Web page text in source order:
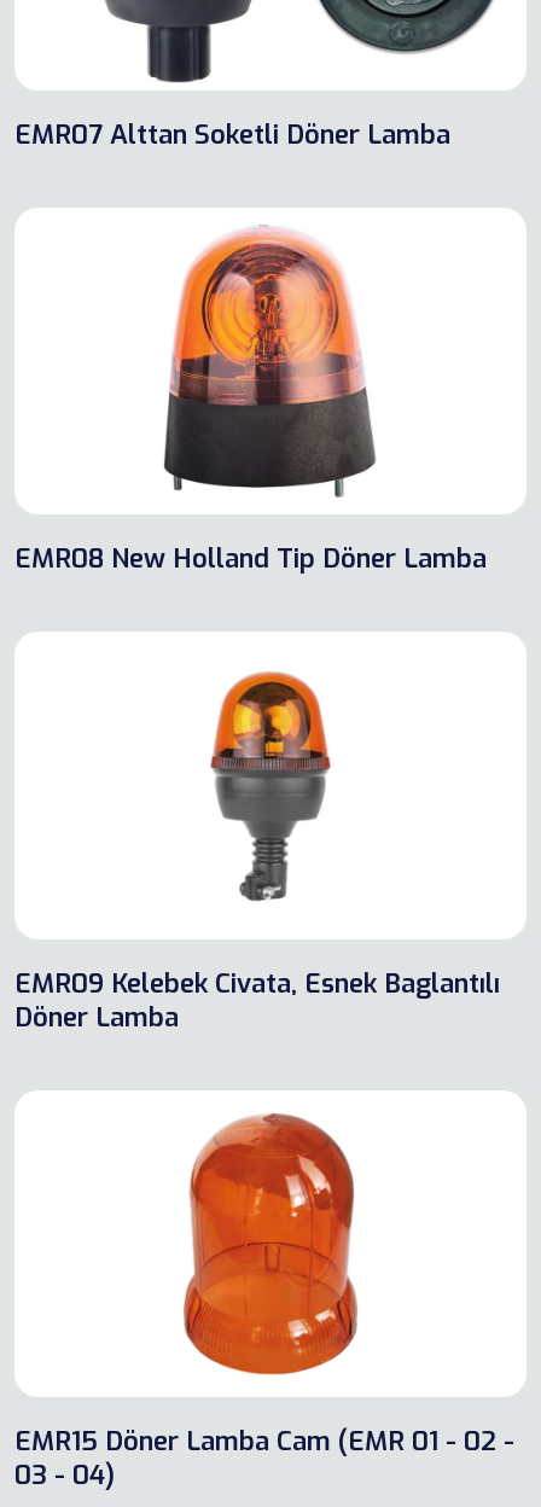
EMR07 Alttan Soketli Döner Lamba
EMR08 New Holland Tip Döner Lamba
EMR09 Kelebek Civata, Esnek Baglantılı
Döner Lamba
EMR15 Döner Lamba Cam (EMR 01 - 02 -
03 - 04)